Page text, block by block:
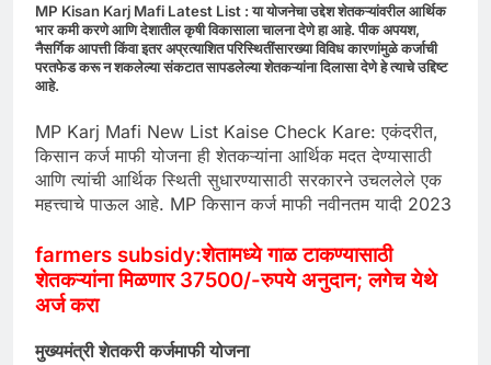
MP Kisan Karj Mafi Latest List : या योजनेचा उद्देश शेतकऱ्यांवरील आर्थिक
भार कमी करणे आणि देशातील कृषी विकासाला चालना देणे हा आहे. पीक अपयश,
नैसर्गिक आपत्ती किंवा इतर अप्रत्याशित परिस्थितींसारख्या विविध कारणांमुळे कर्जाची
परतफेड करू न शकलेल्या संकटात सापडलेल्या शेतकऱ्यांना दिलासा देणे हे त्याचे उद्दिष्ट
आहे.
MP Karj Mafi New List Kaise Check Kare: एकंदरीत,
किसान कर्ज माफी योजना ही शेतकऱ्यांना आर्थिक मदत देण्यासाठी
आणि त्यांची आर्थिक स्थिती सुधारण्यासाठी सरकारने उचललेले एक
महत्त्वाचे पाऊल आहे. MP किसान कर्ज माफी नवीनतम यादी 2023
farmers subsidy:शेतामध्ये गाळ टाकण्यासाठी
शेतकऱ्यांना मिळणार 37500/-रुपये अनुदान; लगेच येथे
अर्ज करा
मुख्यमंत्री शेतकरी कर्जमाफी योजना